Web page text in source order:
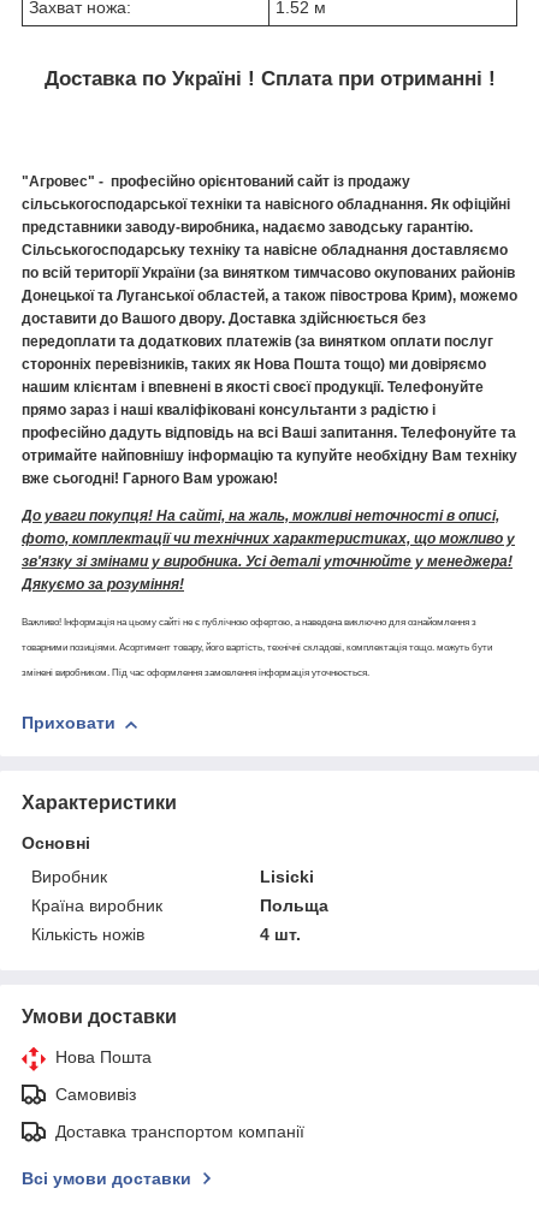
Захват ножа: 1.52 м
Доставка по Україні ! Сплата при отриманні !
"Агровес" - професійно орієнтований сайт із продажу
сільськогосподарської техніки та навісного обладнання. Як офіційні
представники заводу-виробника, надаємо заводську гарантію.
Сільськогосподарську техніку та навісне обладнання доставляємо
по всій території України (за винятком тимчасово окупованих районів
Донецької та Луганської областей, а також півострова Крим), можемо
доставити до Вашого двору. Доставка здійснюється без
передоплати та додаткових платежів (за винятком оплати послуг
сторонніх перевізників, таких як Нова Пошта тощо) ми довіряємо
нашим клієнтам і впевнені в якості своєї продукції. Телефонуйте
прямо зараз і наші кваліфіковані консультанти з радістю і
професійно дадуть відповідь на всі Ваші запитання. Телефонуйте та
отримайте найповнішу інформацію та купуйте необхідну Вам техніку
вже сьогодні! Гарного Вам урожаю!
До уваги покупця! На сайті, на жаль, можливі неточності в описі,
фото, комплектації чи технічних характеристиках, що можливо у
зв'язку зі змінами у виробника. Усі деталі уточнюйте у менеджера!
Дякуємо за розуміння!
Важливо! Інформація на цьому сайті не є публічною офертою, а наведена виключно для ознайомлення з
товарними позиціями. Асортимент товару, його вартість, технічні складові, комплектація тощо. можуть бути
змінені виробником. Під час оформлення замовлення інформація уточнюється.
Приховати
Характеристики
Основні
Виробник
Lisicki
Країна виробник
Польща
Кількість ножів
4 шт.
Умови доставки
Нова Пошта
Самовивіз
Доставка транспортом компанії
Всі умови доставки